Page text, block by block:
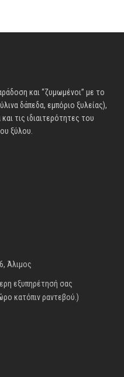
και “ζυμωμένοι” με το
δάπεδα, εμπόριο ξυλείας),
τις ιδιαιτερότητες του
ξύλου.
Άλιμος
εξυπηρέτησή σας
κατόπιν ραντεβού.)